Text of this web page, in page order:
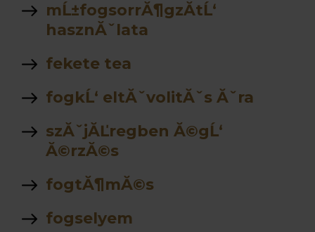
mĹ±fogsorrĂ¶gzĂ­tĹ‘
hasznĂˇlata
fekete tea
fogkĹ‘ eltĂˇvolitĂˇs Ăˇra
szĂˇjĂĽregben Ă©gĹ‘
Ă©rzĂ©s
fogtĂ¶mĂ©s
fogselyem